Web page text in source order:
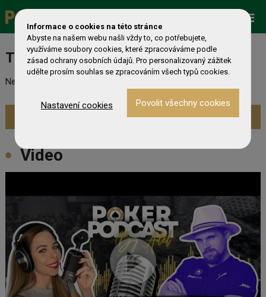
Zobrazit více »
Turnaj nebyl nalezen
Nebyl nalezen odpovídající turnaj. Prevděpodobně již skončil.
Zobrazit aktuální turnaje »
Video
Informace o cookies na této stránce
Abyste na našem webu našli vždy to, co potřebujete,
využíváme soubory cookies, které zpracováváme podle
zásad ochrany osobních údajů. Pro personalizovaný zážitek
udělte prosím souhlas se zpracováním všech typů cookies.
Nastavení cookies